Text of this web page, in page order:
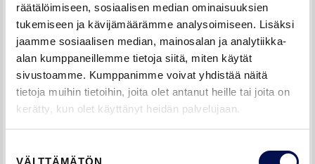
räätälöimiseen, sosiaalisen median ominaisuuksien
tukemiseen ja kävijämäärämme analysoimiseen. Lisäksi
jaamme sosiaalisen median, mainosalan ja analytiikka-
alan kumppaneillemme tietoja siitä, miten käytät
sivustoamme. Kumppanimme voivat yhdistää näitä
tietoja muihin tietoihin, joita olet antanut heille tai joita on
kerätty, kun olet käyttänyt heidän palvelujaan.
VÄLTTÄMÄTÖN